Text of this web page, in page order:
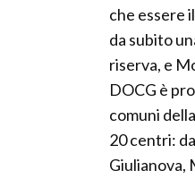
che essere
da subito
riserva, e
DOCG è
comuni
20 centri:
Giulianova,